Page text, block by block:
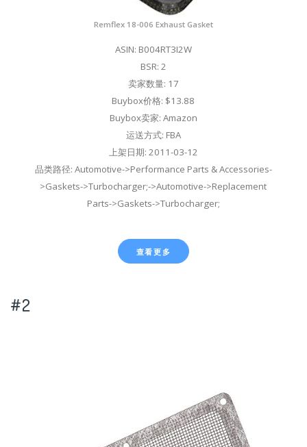
Remflex 18-006 Exhaust Gasket
ASIN: B004RT3I2W
BSR: 2
卖家数量: 17
Buybox价格: $13.88
Buybox卖家: Amazon
运送方式: FBA
上架日期: 2011-03-12
品类路径: Automotive->Performance Parts & Accessories-
>Gaskets->Turbocharger;->Automotive->Replacement
Parts->Gaskets->Turbocharger;
查看更多
#2